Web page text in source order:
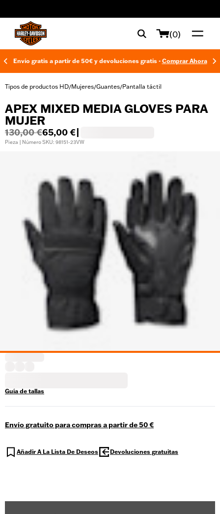
(0)
Envío gratis a partir de 50€ y devoluciones gratis - Comprar Ahora
Tipos de productos HD/Mujeres/Guantes/Pantalla táctil
APEX MIXED MEDIA GLOVES PARA
MUJER
130,00 €65,00 €
Pieza | Número SKU: 98151-23VW
Guía de tallas
Envío gratuito para compras a partir de 50 €
Añadir A La Lista De Deseos Devoluciones gratuitas